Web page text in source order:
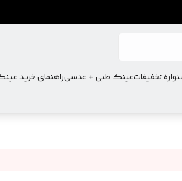
تخفیفاتعینک طبی + عدسیراهنمای خرید